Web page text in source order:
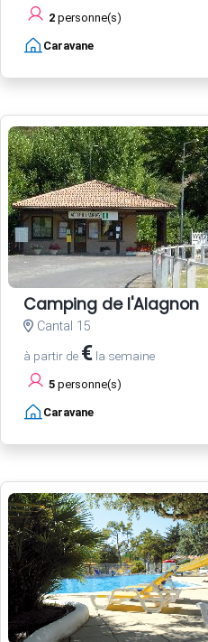
2 personne(s)
Caravane
Camping de l'Alagnon
Cantal 15
à partir de € la semaine
5 personne(s)
Caravane